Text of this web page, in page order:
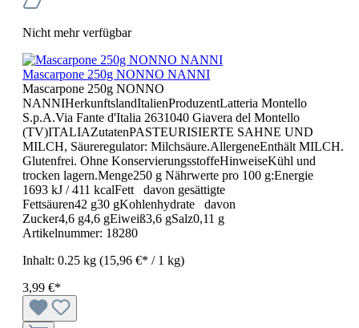
Nicht mehr verfügbar
Mascarpone 250g NONNO NANNI
Mascarpone 250g NONNO
NANNIHerkunftslandItalienProduzentLatteria Montello
S.p.A.Via Fante d'Italia 2631040 Giavera del Montello
(TV)ITALIAZutatenPASTEURISIERTE SAHNE UND
MILCH, Säureregulator: Milchsäure.AllergeneEnthält MILCH.
Glutenfrei. Ohne KonservierungsstoffeHinweiseKühl und
trocken lagern.Menge250 g Nährwerte pro 100 g:Energie
1693 kJ / 411 kcalFett davon gesättigte
Fettsäuren42 g30 gKohlenhydrate davon
Zucker4,6 g4,6 gEiweiß3,6 gSalz0,11 g
Artikelnummer: 18280
Inhalt: 0.25 kg (15,96 €* / 1 kg)
3,99 €*